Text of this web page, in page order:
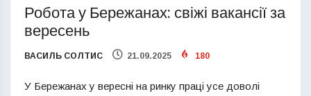
Робота у Бережанах: свіжі вакансії за
вересень
ВАСИЛЬ СОЛТИС 21.09.2025 180
У Бережанах у вересні на ринку праці усе доволі